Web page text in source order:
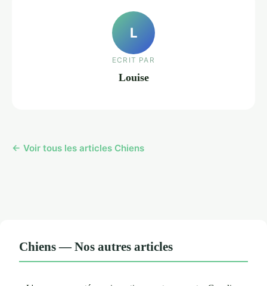
L
ECRIT PAR
Louise
← Voir tous les articles Chiens
Chiens — Nos autres articles